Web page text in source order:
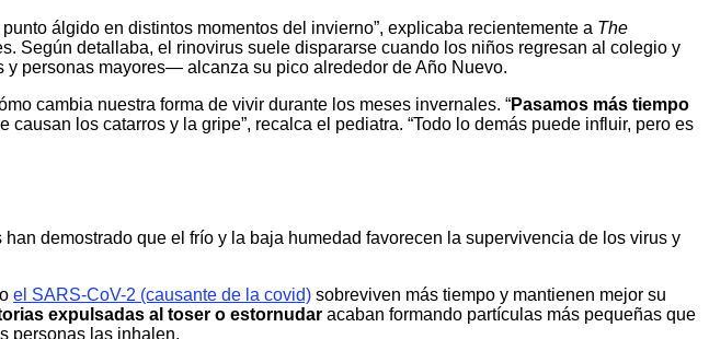
álgido en distintos momentos del invierno”, explicaba recientemente a The
Según detallaba, el rinovirus suele dispararse cuando los niños regresan al colegio y
personas mayores— alcanza su pico alrededor de Año Nuevo.
cambia nuestra forma de vivir durante los meses invernales. “Pasamos más tiempo
los catarros y la gripe”, recalca el pediatra. “Todo lo demás puede influir, pero es
demostrado que el frío y la baja humedad favorecen la supervivencia de los virus y
o el SARS-CoV-2 (causante de la covid) sobreviven más tiempo y mantienen mejor su
expulsadas al toser o estornudar acaban formando partículas más pequeñas que
personas las inhalen.